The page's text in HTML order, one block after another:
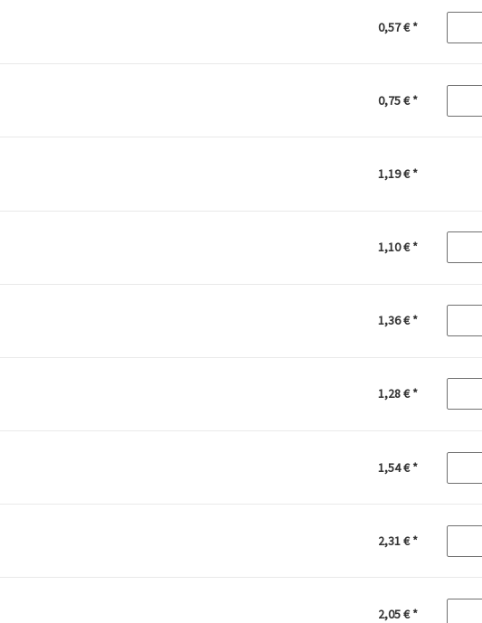
0,57 €*
0,75 €*
1,19 €*
1,10 €*
1,36 €*
1,28 €*
1,54 €*
2,31 €*
2,05 €*